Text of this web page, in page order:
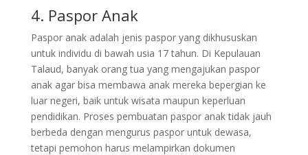
4. Paspor Anak
Paspor anak adalah jenis paspor yang dikhususkan
untuk individu di bawah usia 17 tahun. Di Kepulauan
Talaud, banyak orang tua yang mengajukan paspor
anak agar bisa membawa anak mereka bepergian ke
luar negeri, baik untuk wisata maupun keperluan
pendidikan. Proses pembuatan paspor anak tidak jauh
berbeda dengan mengurus paspor untuk dewasa,
tetapi pemohon harus melampirkan dokumen